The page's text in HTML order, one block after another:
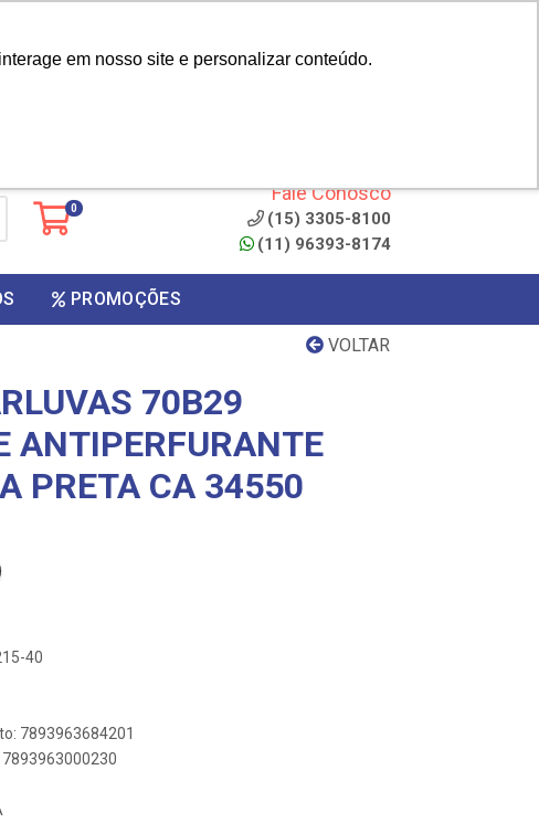
em nosso site e personalizar conteúdo.
0
Fale Conosco
(15) 3305-8100
(11) 96393-8174
PROMOÇÕES
VOLTAR
70B29
ANTIPERFURANTE
PRETA CA 34550
40
7893963684201
7893963000230